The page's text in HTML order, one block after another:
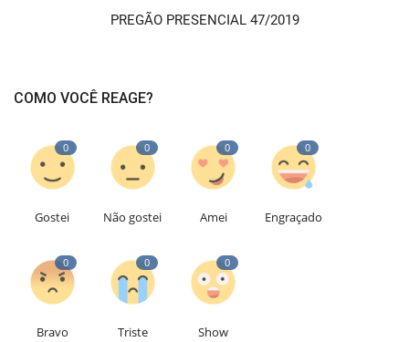
PREGÃO PRESENCIAL 47/2019
COMO VOCÊ REAGE?
0
Gostei
0
Não gostei
0
Amei
0
Engraçado
0
Bravo
0
Triste
0
Show